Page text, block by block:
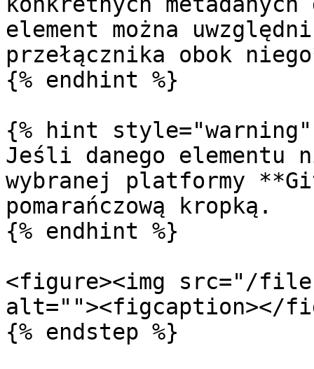
element można
przełącznika obok
{% endhint %}
{% hint style="warning"
Jeśli danego elementu
wybranej platformy
pomarańczową kropką.
{% endhint %}
<figure><img src="/
alt=""><figcaption></
{% endstep %}